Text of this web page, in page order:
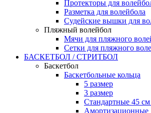
Протекторы для
Разметка для волейбола
Судейские вышки для
Пляжный волейбол
Мячи для пляжного
Сетки для пляжного
БАСКЕТБОЛ / СТРИТБОЛ
Баскетбол
Баскетбольные кольца
5 размер
3 размер
Стандартные 45 см
Амортизационные